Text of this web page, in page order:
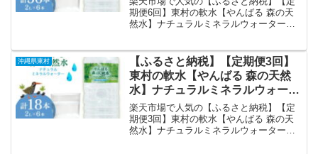
価0の商品情報・購入方法まとめ。
ーター 水 ソフトドリンク 飲料水
軟水 東村の水 天然水 お水 ヤンバ
ボトル 2リットル 防災 国産 長期
保存 備蓄｜価格・送料・ポイン
ト還元まとめ
期便6回】東村の軟水【やんばる 森の天
然水】ナチュラルミネラルウォーター
水 お水 ヤンバルの水 やんばる ヤンバル
ペットボトル 2リットル 防災 国産 長期
保存 備蓄を徹底解説。沖縄県東村から
57,000円で販売中（送料込み・ポイント1
倍）。実ユーザーレビュー0件・平均評価
0の商品情報・購入方法まとめ。
沖縄県東村
【ふるさと納税】【定期便3回】
東村の軟水【やんばる 森の天然
水】ナチュラルミネラルウォータ
ー 2L×6本 天然水 ミネラルウォ
ーター 水 ソフトドリンク 飲料水
軟水 東村の水 天然水 お水 ヤンバ
楽天市場で人気の【ふるさと納税】【定
期便3回】東村の軟水【やんばる 森の天
然水】ナチュラルミネラルウォーター